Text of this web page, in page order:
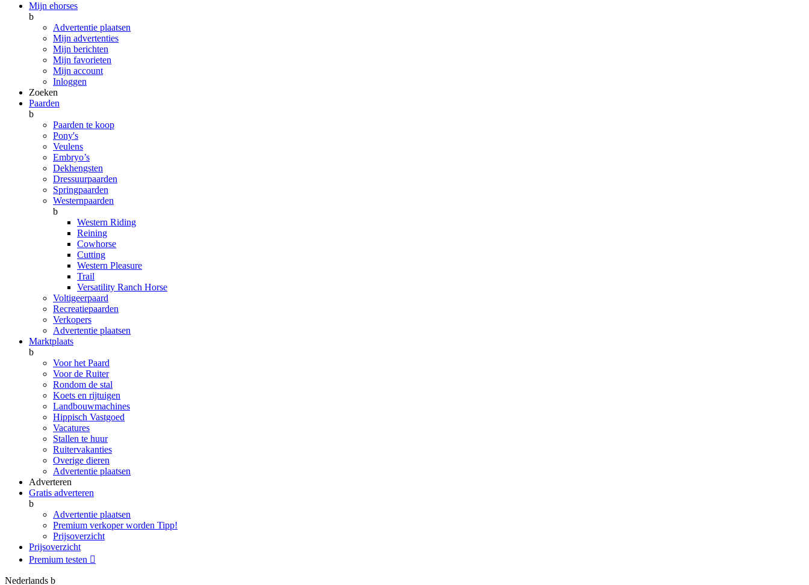
Mijn ehorses
b
Advertentie plaatsen
Mijn advertenties
Mijn berichten
Mijn favorieten
Mijn account
Inloggen
Zoeken
Paarden
b
Paarden te koop
Pony's
Veulens
Embryo’s
Dekhengsten
Dressuurpaarden
Springpaarden
Westernpaarden
b
Western Riding
Reining
Cowhorse
Cutting
Western Pleasure
Trail
Versatility Ranch Horse
Voltigeerpaard
Recreatiepaarden
Verkopers
Advertentie plaatsen
Marktplaats
b
Voor het Paard
Voor de Ruiter
Rondom de stal
Koets en rijtuigen
Landbouwmachines
Hippisch Vastgoed
Vacatures
Stallen te huur
Ruitervakanties
Overige dieren
Advertentie plaatsen
Adverteren
Gratis adverteren
b
Advertentie plaatsen
Premium verkoper worden Tipp!
Prijsoverzicht
Prijsoverzicht
Premium testen 
Nederlands b